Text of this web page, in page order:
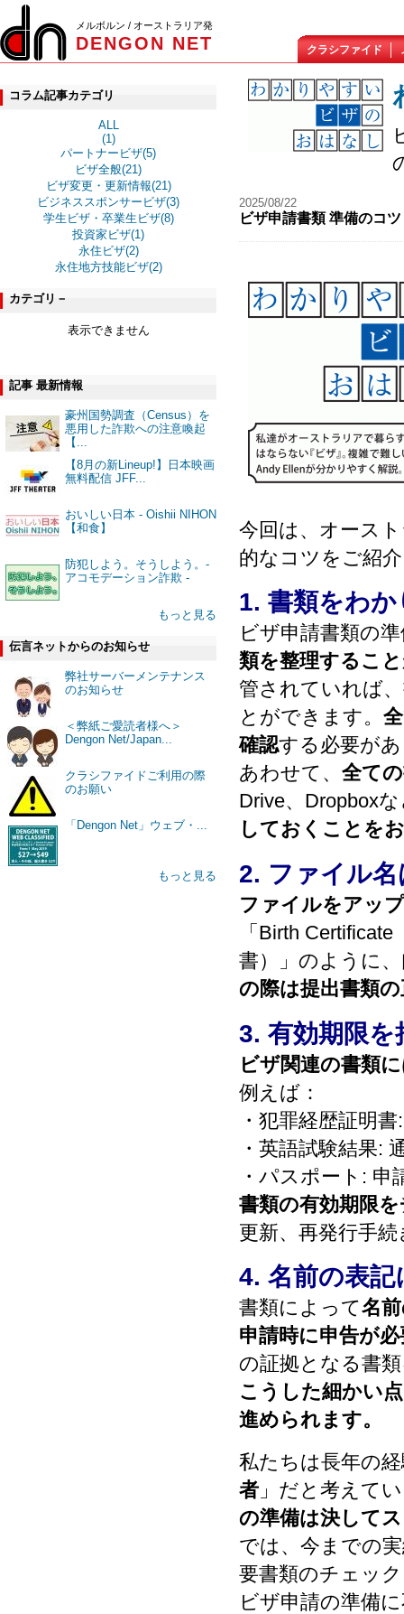
メルボルン / オーストラリア発
DENGON NET クラシファイド
コラム記事カテゴリ
ALL
(1)
パートナービザ(5)
ビザ全般(21)
ビザ変更・更新情報(21)
ビジネススポンサービザ(3)
学生ビザ・卒業生ビザ(8)
投資家ビザ(1)
永住ビザ(2)
永住地方技能ビザ(2)
カテゴリ－
表示できません
記事 最新情報
豪州国勢調査（Census）を
悪用した詐欺への注意喚起
【...
【8月の新Lineup!】日本映画
無料配信 JFF...
おいしい日本 - Oishii NIHON
【和食】
防犯しよう。そうしよう。-
アコモデーション詐欺 -
もっと見る
伝言ネットからのお知らせ
弊社サーバーメンテナンス
のお知らせ
＜弊紙ご愛読者様へ＞
Dengon Net/Japan...
クラシファイドご利用の際
のお願い
「Dengon Net」ウェブ・...
もっと見る
2025/08/22
ビザ申請書類 準備のコ
今回は、オース
的なコツをご紹
1. 書類をわ
ビザ申請書類の
類を整理するこ
管されていれば
とができます。
確認する必要が
あわせて、 全て
Drive、Dropbox
しておくことを
2. ファイル
ファイルをアッ
「Birth
書）」のように、
の際は提出書類
3. 有効期限を
ビザ関連の書類
例えば：
・犯罪経歴証明
・英語試験結果:
・パスポート:
書類の有効期限
更新、再発行手
4. 名前の表
書類によって名
申請時に申告が必
の証拠となる書
こうした細かい
進められます。
私たちは長年の
者 」だと考えて
の準備は決して
では、今までの
要書類のチェッ
ビザ申請の準備